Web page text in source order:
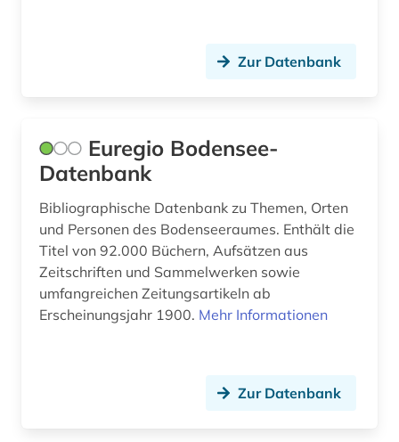
geografie (1)
germanistik (3)
gesamtausgabe (1)
geschichte 1450-1912 (1)
Zur Datenbank
Euregio Bodensee-
Datenbank
Bibliographische Datenbank zu Themen, Orten
und Personen des Bodenseeraumes. Enthält die
Titel von 92.000 Büchern, Aufsätzen aus
Zeitschriften und Sammelwerken sowie
umfangreichen Zeitungsartikeln ab
Erscheinungsjahr 1900. Mehr Informationen
Zur Datenbank